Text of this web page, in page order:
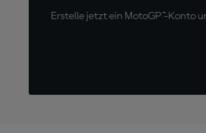
Erstelle jetzt ein MotoGP™-Konto